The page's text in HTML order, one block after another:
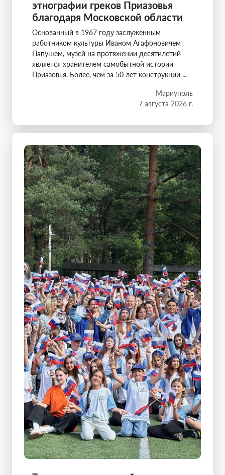
этнографии греков Приазовья
благодаря Московской области
Основанный в 1967 году заслуженным
работником культуры Иваном Агафоновичем
Папушем, музей на протяжении десятилетий
является хранителем самобытной истории
Приазовья. Более, чем за 50 лет конструкции ...
Мариуполь
7 августа 2026 г.